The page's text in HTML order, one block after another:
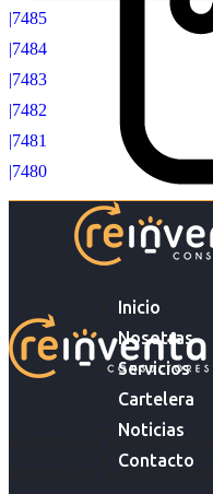
Inicio
Nosotras
Servicios
Cartelera
Noticias
Contacto
|7485
|7484
|7483
|7482
|7481
|7480
Acompañar a empresas
acompañar a personas